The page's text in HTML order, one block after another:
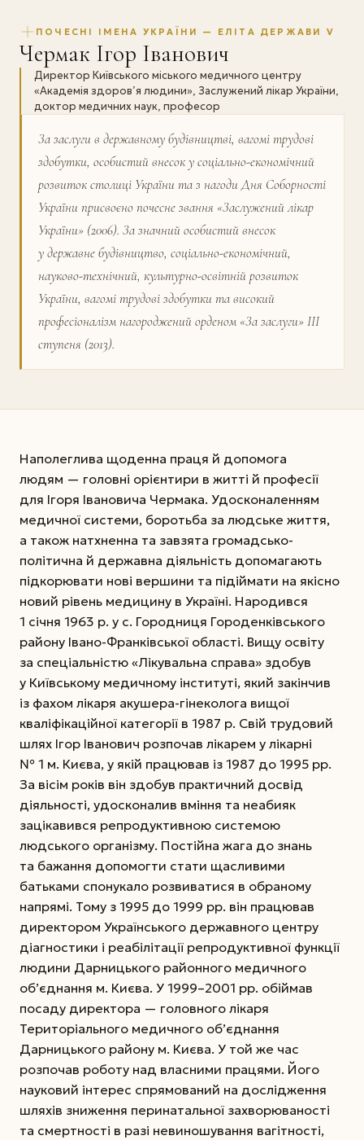
ПОЧЕСНІ ІМЕНА УКРАЇНИ — ЕЛІТА ДЕРЖАВИ V
Чермак Ігор Іванович
Директор Київського міського медичного центру
«Академія здоров’я людини», Заслужений лікар України,
доктор медичних наук, професор
За заслуги в державному будівництві, вагомі трудові
здобутки, особистий внесок у соціально-економічний
розвиток столиці України та з нагоди Дня Соборності
України присвоєно почесне звання «Заслужений лікар
України» (2006). За значний особистий внесок
у державне будівництво, соціально-економічний,
науково-технічний, культурно-освітній розвиток
України, вагомі трудові здобутки та високий
професіоналізм нагороджений орденом «За заслуги» III
ступеня (2013).
Наполеглива щоденна праця й допомога
людям — головні орієнтири в житті й професії
для Ігоря Івановича Чермака. Удосконаленням
медичної системи, боротьба за людське життя,
а також натхненна та завзята громадсько-
політична й державна діяльність допомагають
підкорювати нові вершини та підіймати на якісно
новий рівень медицину в Україні. Народився
1 січня 1963 р. у с. Городниця Городенківського
району Івано-Франківської області. Вищу освіту
за спеціальністю «Лікувальна справа» здобув
у Київському медичному інституті, який закінчив
із фахом лікаря акушера-гінеколога вищої
кваліфікаційної категорії в 1987 р. Свій трудовий
шлях Ігор Іванович розпочав лікарем у лікарні
№ 1 м. Києва, у якій працював із 1987 до 1995 рр.
За вісім років він здобув практичний досвід
діяльності, удосконалив вміння та неабияк
зацікавився репродуктивною системою
людського організму. Постійна жага до знань
та бажання допомогти стати щасливими
батьками спонукало розвиватися в обраному
напрямі. Тому з 1995 до 1999 рр. він працював
директором Українського державного центру
діагностики і реабілітації репродуктивної функції
людини Дарницького районного медичного
об’єднання м. Києва. У 1999–2001 рр. обіймав
посаду директора — головного лікаря
Територіального медичного об’єднання
Дарницького району м. Києва. У той же час
розпочав роботу над власними працями. Його
науковий інтерес спрямований на дослідження
шляхів зниження перинатальної захворюваності
та смертності в разі невиношування вагітності,